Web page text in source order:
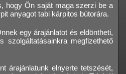
hogy Ön saját maga szerzi be a
anyagot tabi kárpitos bútorára.
egy árajánlatot és eldöntheti,
szolgáltatásainkra megfizethető
árajánlatunk elnyerte tetszését,